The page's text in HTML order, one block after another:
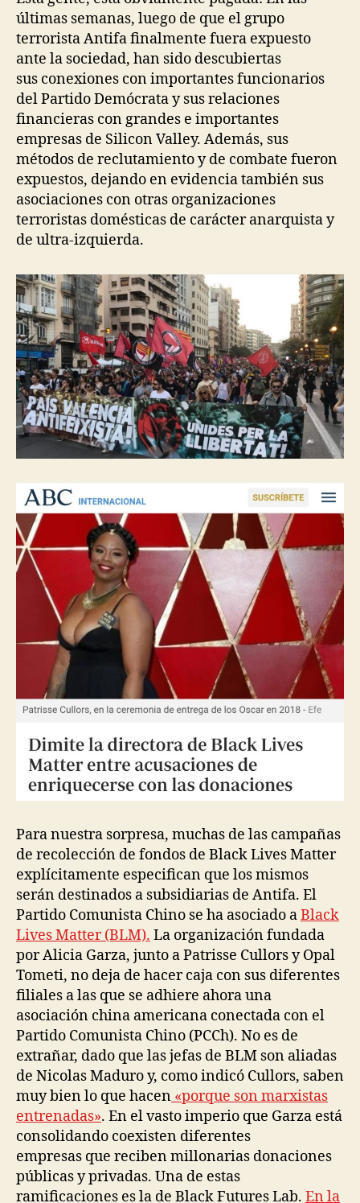
últimas semanas, luego de que el grupo
terrorista Antifa finalmente fuera expuesto
ante la sociedad, han sido descubiertas
sus conexiones con importantes funcionarios
del Partido Demócrata y sus relaciones
financieras con grandes e importantes
empresas de Silicon Valley. Además, sus
métodos de reclutamiento y de combate fueron
expuestos, dejando en evidencia también sus
asociaciones con otras organizaciones
terroristas domésticas de carácter anarquista y
de ultra-izquierda.
Para nuestra sorpresa, muchas de las campañas
de recolección de fondos de Black Lives Matter
explícitamente especifican que los mismos
serán destinados a subsidiarias de Antifa. El
Partido Comunista Chino se ha asociado aBlack
Lives Matter (BLM). La organización fundada
por Alicia Garza, junto a Patrisse Cullors y Opal
Tometi, no deja de hacer caja con sus diferentes
filiales a las que se adhiere ahora una
asociación china americana conectada con el
Partido Comunista Chino (PCCh). No es de
extrañar, dado que las jefas de BLM son aliadas
de Nicolas Maduro y, como indicó Cullors, saben
muy bien lo que hacen «porque son marxistas
entrenadas». En el vasto imperio que Garza está
consolidando coexisten diferentes
empresas que reciben millonarias donaciones
públicas y privadas. Una de estas
ramificaciones es la de Black Futures Lab. En la